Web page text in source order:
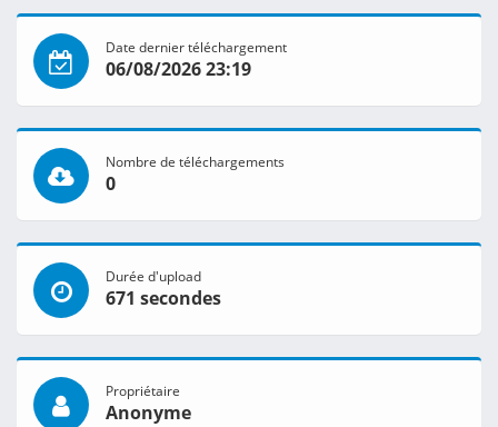
Date dernier téléchargement
06/08/2026 23:19
Nombre de téléchargements
0
Durée d'upload
671 secondes
Propriétaire
Anonyme